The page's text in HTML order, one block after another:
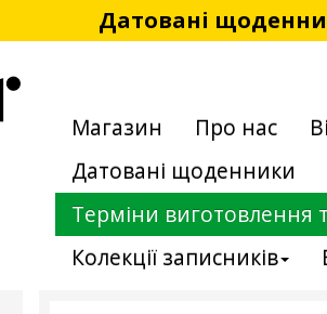
Датовані
Магазин Про нас
Датовані щоденники
Терміни виготовлення
Колекції записників